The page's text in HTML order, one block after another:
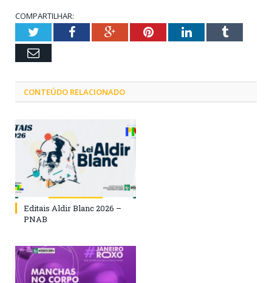
COMPARTILHAR:
TwitterFacebookGoogle+PinterestLinkedInTumblr
Email
CONTEÚDO RELACIONADO
Editais Aldir Blanc 2026 –
PNAB